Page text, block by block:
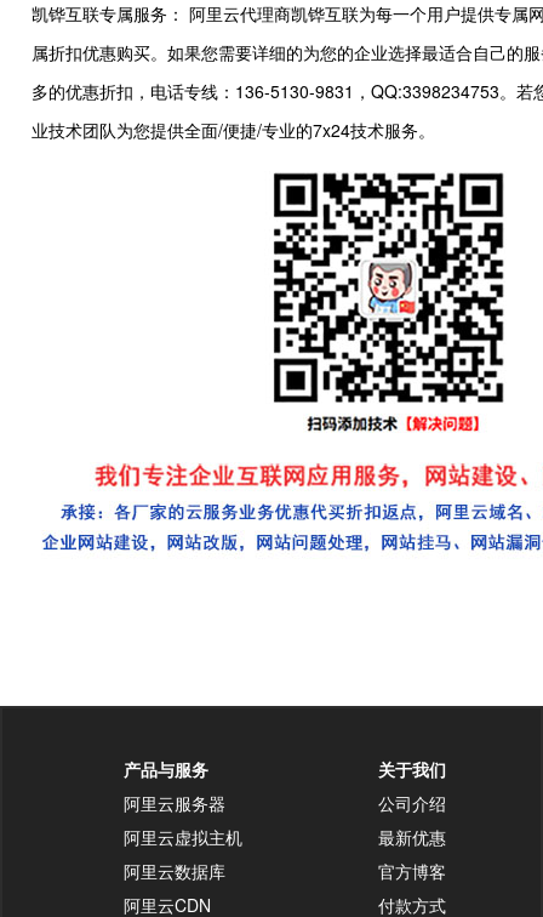
凯铧互联专属服务： 阿里云代理商凯铧互联为每一个用户提供专
属折扣优惠购买。如果您需要详细的为您的企业选择最适合自己的
多的优惠折扣，电话专线：136-5130-9831，QQ:3398234753。
业技术团队为您提供全面/便捷/专业的7x24技术服务。
产品与服务
阿里云服务器
阿里云虚拟主机
阿里云数据库
阿里云CDN
关于我们
公司介绍
最新优惠
官方博客
付款方式